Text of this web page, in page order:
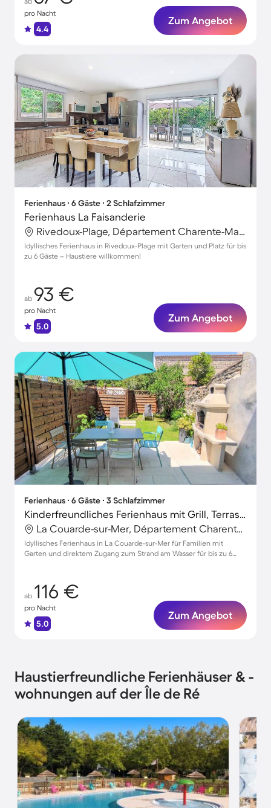
pro Nacht
4.4
Zum Angebot
Ferienhaus ∙ 6 Gäste ∙ 2 Schlafzimmer
Ferienhaus La Faisanderie
Rivedoux-Plage, Département Charente-Maritime, Frankreich
Idyllisches Ferienhaus in Rivedoux-Plage mit Garten und Platz für bis
zu 6 Gäste – Haustiere willkommen!
ab 93 €
pro Nacht
5.0
Zum Angebot
Ferienhaus ∙ 6 Gäste ∙ 3 Schlafzimmer
Kinderfreundliches Ferienhaus mit Grill, Terrasse und Garten | Naturblick
La Couarde-sur-Mer, Département Charente-Maritime, Frankreich
Idyllisches Ferienhaus in La Couarde-sur-Mer für Familien mit
Garten und direktem Zugang zum Strand am Wasser für bis zu 6
ab 116 €
pro Nacht
5.0
Zum Angebot
Haustierfreundliche Ferienhäuser & -
wohnungen auf der Île de Ré